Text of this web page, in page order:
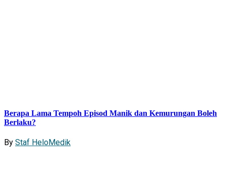
Berapa Lama Tempoh Episod Manik dan Kemurungan Boleh
Berlaku?
By Staf HeloMedik